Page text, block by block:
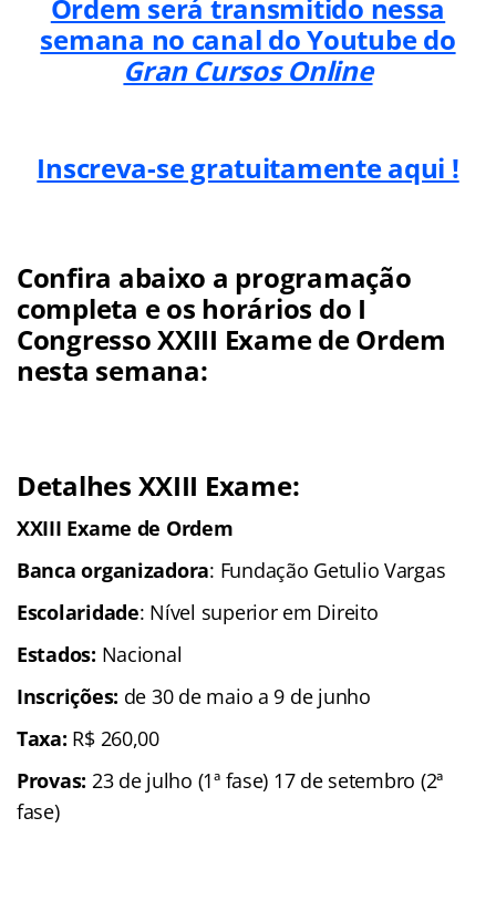
Ordem será transmitido nessa
semana no canal do Youtube do
Gran Cursos Online
Inscreva-se gratuitamente aqui !
Confira abaixo a programação
completa e os horários do I
Congresso XXIII Exame de Ordem
nesta semana:
Detalhes XXIII Exame:
XXIII Exame de Ordem
Banca organizadora: Fundação Getulio Vargas
Escolaridade: Nível superior em Direito
Estados: Nacional
Inscrições: de 30 de maio a 9 de junho
Taxa: R$ 260,00
Provas: 23 de julho (1ª fase) 17 de setembro (2ª
fase)